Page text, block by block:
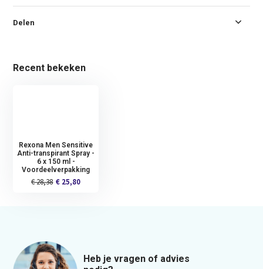
Delen
Recent bekeken
Rexona Men Sensitive
Anti-transpirant Spray -
6 x 150 ml -
Voordeelverpakking
€ 28,38 € 25,80
Heb je vragen of advies